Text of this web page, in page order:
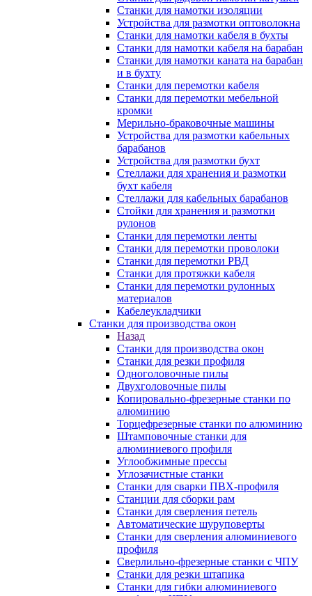
Станки для намотки изоляции
Устройства для размотки оптоволокна
Станки для намотки кабеля в бухты
Станки для намотки кабеля на барабан
Станки для намотки каната на барабан
и в бухту
Станки для перемотки кабеля
Станки для перемотки мебельной
кромки
Мерильно-браковочные машины
Устройства для размотки кабельных
барабанов
Устройства для размотки бухт
Стеллажи для хранения и размотки
бухт кабеля
Стеллажи для кабельных барабанов
Стойки для хранения и размотки
рулонов
Станки для перемотки ленты
Станки для перемотки проволоки
Станки для перемотки РВД
Станки для протяжки кабеля
Станки для перемотки рулонных
материалов
Кабелеукладчики
Станки для производства окон
Назад
Станки для производства окон
Станки для резки профиля
Одноголовочные пилы
Двухголовочные пилы
Копировально-фрезерные станки по
алюминию
Торцефрезерные станки по алюминию
Штамповочные станки для
алюминиевого профиля
Углообжимные прессы
Углозачистные станки
Станки для сварки ПВХ-профиля
Станции для сборки рам
Станки для сверления петель
Автоматические шуруповерты
Станки для сверления алюминиевого
профиля
Сверлильно-фрезерные станки с ЧПУ
Станки для резки штапика
Станки для гибки алюминиевого